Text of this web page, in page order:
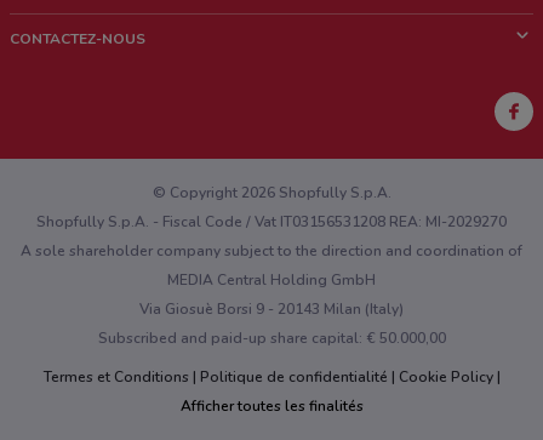
Contacts commerciaux et/ou marketing
CONTACTEZ-NOUS
Vous rencontrez un problème technique sur l’appli ou le site?
© Copyright 2026 Shopfully S.p.A.
Shopfully S.p.A. - Fiscal Code / Vat IT03156531208 REA: MI-2029270
A sole shareholder company subject to the direction and coordination of
MEDIA Central Holding GmbH
Via Giosuè Borsi 9 - 20143 Milan (Italy)
Subscribed and paid-up share capital: € 50.000,00
Termes et Conditions
Politique de confidentialité
Cookie Policy
Afficher toutes les finalités